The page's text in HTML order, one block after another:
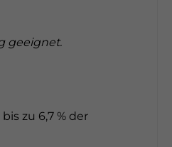
geeignet.
zu 6,7 % der